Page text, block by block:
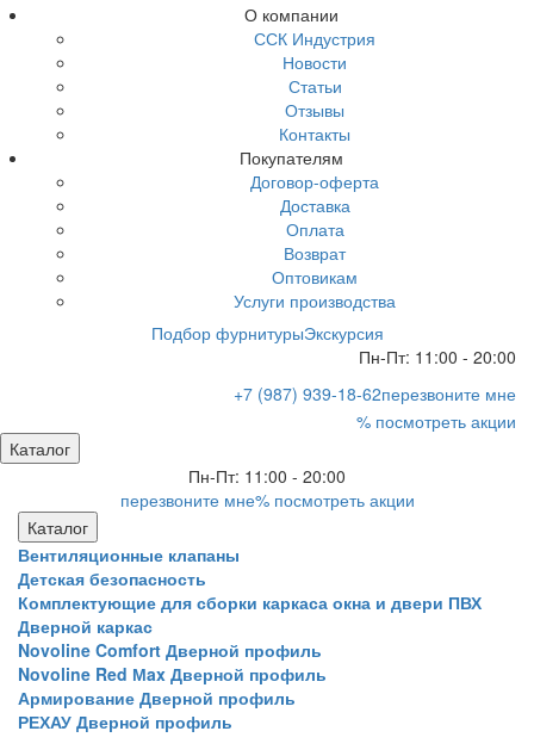
О компании
ССК Индустрия
Новости
Статьи
Отзывы
Контакты
Покупателям
Договор-оферта
Доставка
Оплата
Возврат
Оптовикам
Услуги производства
Подбор фурнитурыЭкскурсия
Пн-Пт: 11:00 - 20:00
+7 (987) 939-18-62перезвоните мне
% посмотреть акции
Каталог
Пн-Пт: 11:00 - 20:00
перезвоните мне% посмотреть акции
Каталог
Вентиляционные клапаны
Детская безопасность
Комплектующие для сборки каркаса окна и двери ПВХ
Дверной каркас
Novoline Comfort Дверной профиль
Novoline Red Мax Дверной профиль
Армирование Дверной профиль
РЕХАУ Дверной профиль